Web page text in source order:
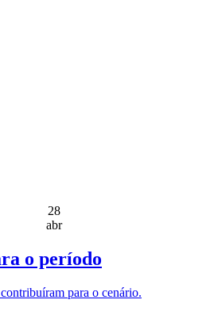
28
abr
o período
para o cenário.